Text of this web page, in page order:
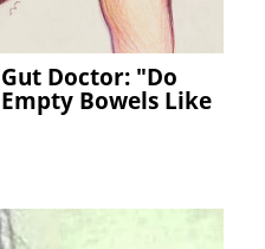
Gut Doctor: "Do
Bowels Like